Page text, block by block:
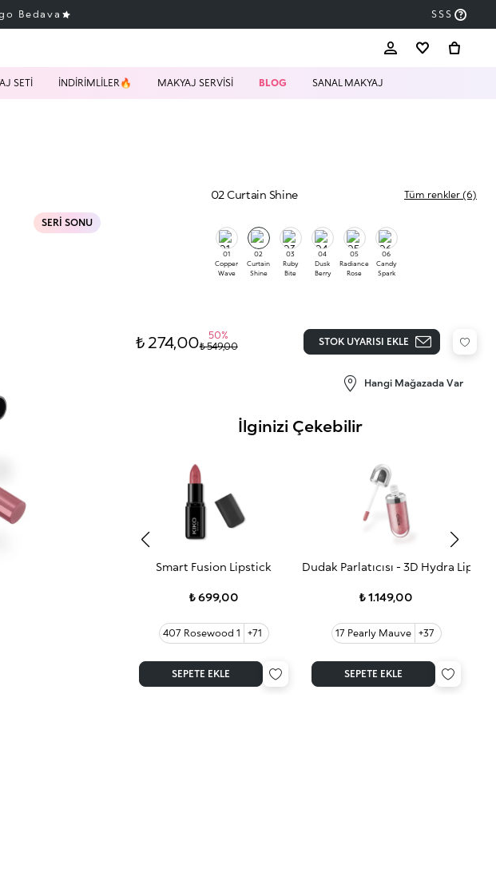
Bedava SSS
SETİ İNDİRİMLİLER🔥 MAKYAJ SERVİSİ BLOG SANAL MAKYAJ
SERİ SONU
02 Curtain Shine Tüm renkler (6)
01
Copper
Wave
02
Curtain
Shine
03
Ruby
Bite
04
Dusk
Berry
05
Radiance
Rose
06
Candy
Spark
₺ 274,00
50%
₺ 549,00
STOK UYARISI EKLE
Hangi Mağazada Var
İlginizi Çekebilir
Smart Fusion Lipstick
₺ 699,00
407 Rosewood 1 +71
SEPETE EKLE
Dudak Parlatıcısı - 3D Hydra Lip
₺ 1.149,00
17 Pearly Mauve +37
SEPETE EKLE